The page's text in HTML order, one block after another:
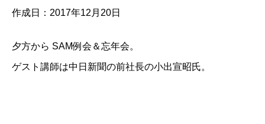
作成日：2017年12月20日
夕方から SAM例会＆忘年会。
ゲスト講師は中日新聞の前社長の小出宣昭氏。